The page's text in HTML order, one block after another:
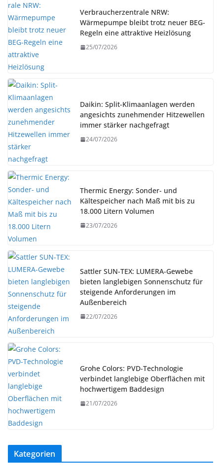
Verbraucherzentrale NRW:
Wärmepumpe bleibt trotz neuer BEG-
Regeln eine attraktive Heizlösung
25/07/2026
Daikin: Split-Klimaanlagen werden
angesichts zunehmender Hitzewellen
immer stärker nachgefragt
24/07/2026
Thermic Energy: Sonder- und
Kältespeicher nach Maß mit bis zu
18.000 Litern Volumen
23/07/2026
Sattler SUN-TEX: LUMERA-Gewebe
bieten langlebigen Sonnenschutz für
steigende Anforderungen im
Außenbereich
22/07/2026
Grohe Colors: PVD-Technologie
verbindet langlebige Oberflächen mit
hochwertigem Baddesign
21/07/2026
Kategorien